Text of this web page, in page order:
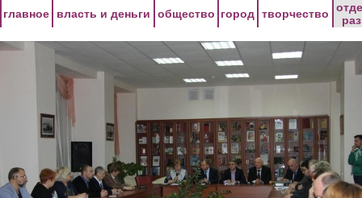
главное власть и деньги общество город творчество